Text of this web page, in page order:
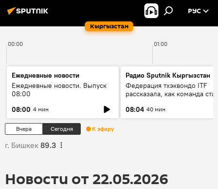
Кыргызстан
РУС
00:00 01:00
Ежедневные новости
Ежедневные новости. Выпуск
08:00
08:00 4 мин
Радио Sputnik Кыргызстан
Федерация тхэквондо ITF
рассказала, как команда
08:04 40 мин
Вчера Сегодня К эфиру
г. Бишкек 89.3
Новости от 22.05.2026